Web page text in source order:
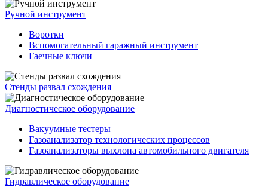
Ручной инструмент
Воротки
Вспомогательный гаражный инструмент
Гаечные ключи
Стенды развал схождения
Диагностическое оборудование
Вакуумные тестеры
Газоанализатор технологических процессов
Газоанализаторы выхлопа автомобильного двигателя
Гидравлическое оборудование